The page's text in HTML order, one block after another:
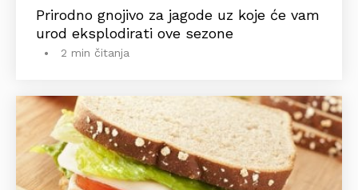
Prirodno gnojivo za jagode uz koje će vam
urod eksplodirati ove sezone
2 min čitanja